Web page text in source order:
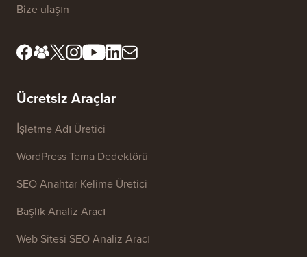
Bize ulaşın
Ücretsiz Araçlar
İşletme Adı Üretici
WordPress Tema Dedektörü
SEO Anahtar Kelime Üretici
Başlık Analiz Aracı
Web Sitesi SEO Analiz Aracı